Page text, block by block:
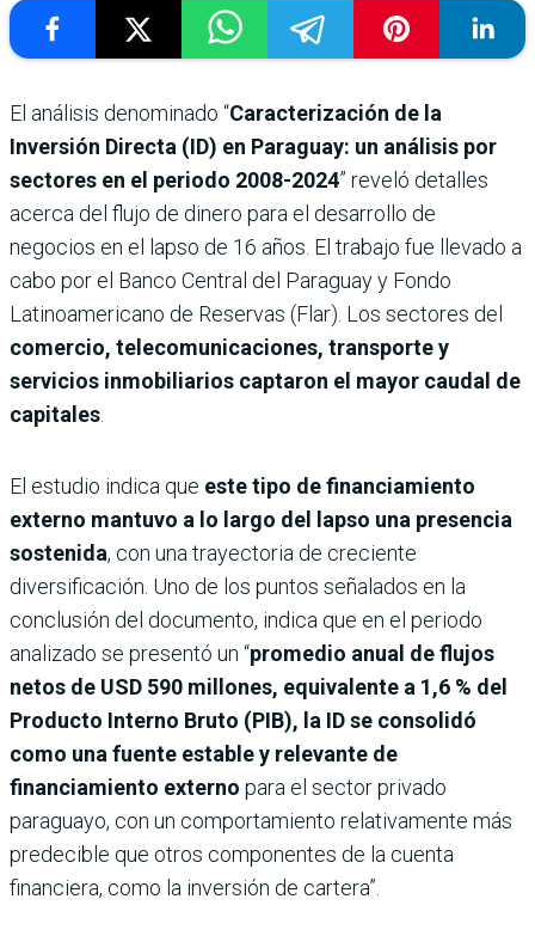
El análisis denominado “Caracterización de la
Inversión Directa (ID) en Paraguay: un análisis por
sectores en el periodo 2008-2024” reveló detalles
acerca del flujo de dinero para el desarrollo de
negocios en el lapso de 16 años. El trabajo fue llevado a
cabo por el Banco Central del Paraguay y Fondo
Latinoamericano de Reservas (Flar). Los sectores del
comercio, telecomunicaciones, transporte y
servicios inmobiliarios captaron el mayor caudal de
capitales
El estudio indica que este tipo de financiamiento
externo mantuvo a lo largo del lapso una presencia
sostenida, con una trayectoria de creciente
diversificación. Uno de los puntos señalados en la
conclusión del documento, indica que en el periodo
analizado se presentó un “promedio anual de flujos
netos de USD 590 millones, equivalente a 1,6 % del
Producto Interno Bruto (PIB), la ID se consolidó
como una fuente estable y relevante de
financiamiento externo para el sector privado
paraguayo, con un comportamiento relativamente más
predecible que otros componentes de la cuenta
financiera, como la inversión de cartera”.